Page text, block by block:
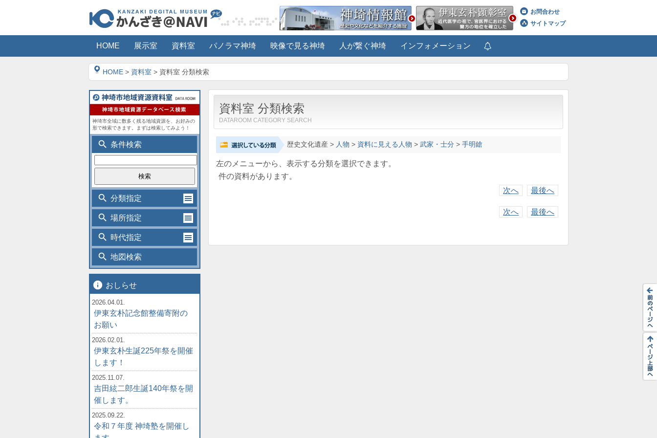
お問合わせ
サイトマップ
HOME 展示室 資料室 パノラマ神埼 映像で見る神埼 人が繋ぐ神埼 インフォメーション
HOME > 資料室 > 資料室 分類検索
資料室 分類検索
DATAROOM CATEGORY SEARCH
歴史文化遺産> 人物 > 資料に見える人物 > 武家・士分> 手明鎗
左のメニューから、表示する分類を選択できます。
件の資料があります。
次へ
最後へ
次へ 最後へ
神埼市全域に数多く残る地域資源を、お好みの
形で検索できます。まずは検索してみよう！
search 条件検索
search 分類指定
search 場所指定
search 時代指定
search 地図検索
info おしらせ
2026.04.01.
伊東玄朴記念館整備寄附の
お願い
2026.02.01.
伊東玄朴生誕225年祭を開催
します！
2025.11.07.
吉田絃二郎生誕140年祭を開
催します。
2025.09.22.
令和７年度 神埼塾を開催し